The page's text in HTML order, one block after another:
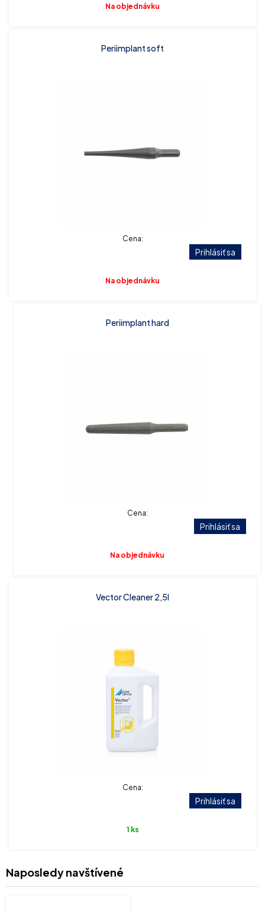
Na objednávku
Periimplant soft
Cena:
Prihlásiť sa
Na objednávku
Periimplant hard
Cena:
Prihlásiť sa
Na objednávku
Vector Cleaner 2,5l
Cena:
Prihlásiť sa
1 ks
Naposledy navštívené